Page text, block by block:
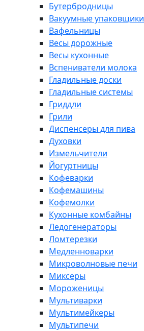
Бутербродницы
Вакуумные упаковщики
Вафельницы
Весы дорожные
Весы кухонные
Вспениватели молока
Гладильные доски
Гладильные системы
Гриддли
Грили
Диспенсеры для пива
Духовки
Измельчители
Йогуртницы
Кофеварки
Кофемашины
Кофемолки
Кухонные комбайны
Ледогенераторы
Ломтерезки
Медленноварки
Микроволновые печи
Миксеры
Мороженицы
Мультиварки
Мультимейкеры
Мультипечи